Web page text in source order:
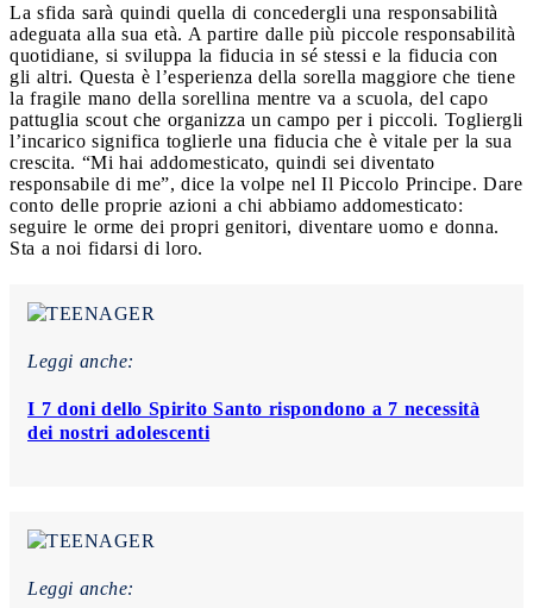
La sfida sarà quindi quella di concedergli una responsabilità
adeguata alla sua età. A partire dalle più piccole responsabilità
quotidiane, si sviluppa la fiducia in sé stessi e la fiducia con
gli altri. Questa è l’esperienza della sorella maggiore che tiene
la fragile mano della sorellina mentre va a scuola, del capo
pattuglia scout che organizza un campo per i piccoli. Togliergli
l’incarico significa toglierle una fiducia che è vitale per la sua
crescita. “Mi hai addomesticato, quindi sei diventato
responsabile di me”, dice la volpe nel Il Piccolo Principe. Dare
conto delle proprie azioni a chi abbiamo addomesticato:
seguire le orme dei propri genitori, diventare uomo e donna.
Sta a noi fidarsi di loro.
Leggi anche:
I 7 doni dello Spirito Santo rispondono a 7 necessità
dei nostri adolescenti
Leggi anche: